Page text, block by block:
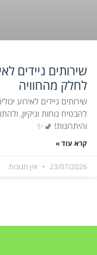
שירותים ניידים
לחלק מהחוויה
שירותים ניידים לאירוע
להבטיח נוחות וניקיון,
והיתרונות! 🚽✨
קרא עוד »
23/07/2026 אין תגובות